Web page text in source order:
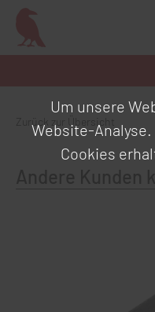
Andere
Um unsere
Website-
Cookies